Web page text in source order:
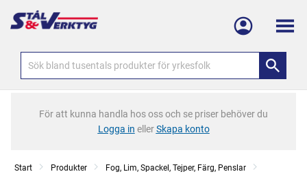
Meny
För att kunna handla hos oss och se priser behöver du
Logga in ellerSkapa konto
Start Produkter
Fog, Lim, Spackel, Tejper, Färg, Penslar